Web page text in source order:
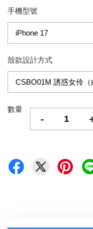
手機型號
殼款設計方式
數量
-